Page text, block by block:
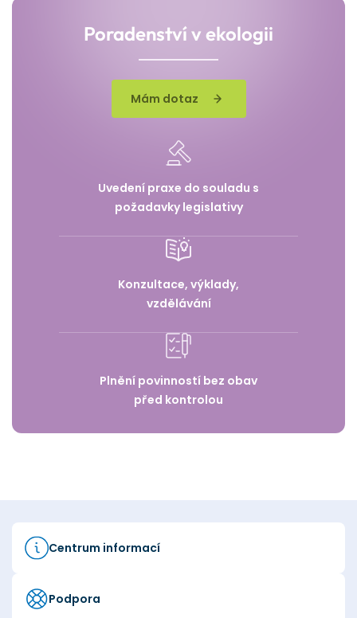
Poradenství v ekologii
Mám dotaz
Uvedení praxe do souladu s
požadavky legislativy
Konzultace, výklady,
vzdělávání
Plnění povinností bez obav
před kontrolou
Centrum informací
Podpora